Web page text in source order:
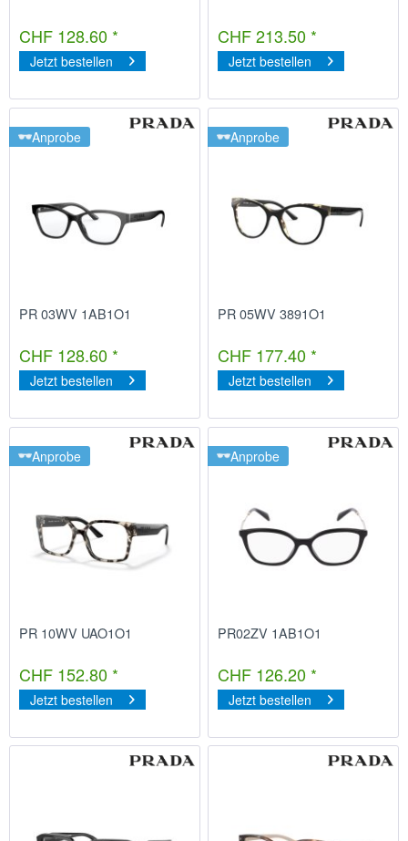
CHF 128.60 *
Jetzt bestellen
CHF 213.50 *
Jetzt bestellen
Anprobe
PR 03WV 1AB1O1
CHF 128.60 *
Jetzt bestellen
Anprobe
PR 05WV 3891O1
CHF 177.40 *
Jetzt bestellen
Anprobe
PR 10WV UAO1O1
CHF 152.80 *
Jetzt bestellen
Anprobe
PR02ZV 1AB1O1
CHF 126.20 *
Jetzt bestellen